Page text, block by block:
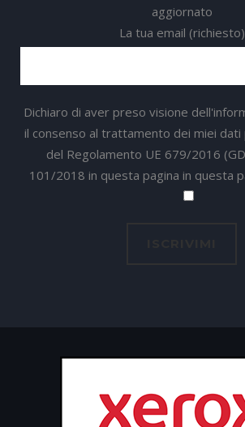
aggiornato
La tua email (richiesto)
Dichiaro di aver preso visione
il consenso al trattamento dei miei dati
del Regolamento UE 679/2016
101/2018 in questa pagina in questa